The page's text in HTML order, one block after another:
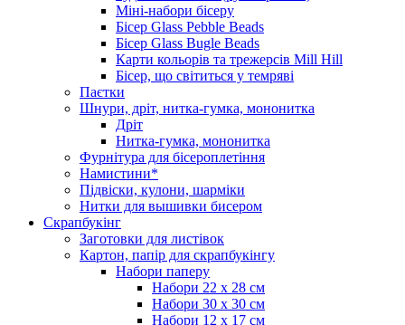
Міні-набори бісеру
Бісер Glass Pebble Beads
Бісер Glass Bugle Beads
Карти кольорів та трежерсів Mill Hill
Бісер, що світиться у темряві
Паєтки
Шнури, дріт, нитка-гумка, мононитка
Дріт
Нитка-гумка, мононитка
Фурнітура для бісероплетіння
Намистини*
Підвіски, кулони, шарміки
Нитки для вышивки бисером
Скрапбукінг
Заготовки для листівок
Картон, папір для скрапбукінгу
Набори паперу
Набори 22 х 28 см
Набори 30 х 30 см
Набори 12 х 17 см